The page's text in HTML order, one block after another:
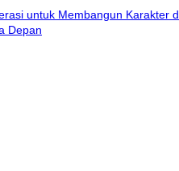
untuk Membangun Karakter
Depan